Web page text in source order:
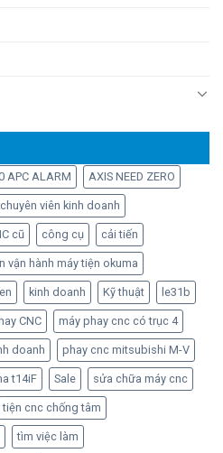
APC ALARM AXIS NEED ZERO
chuyên viên kinh doanh
cũ công cụ cải tiến
vận hành máy tiện okuma
kinh doanh Kỹ thuật le31b
CNC máy phay cnc có trục 4
doanh phay cnc mitsubishi M-V
t14iF Sale sửa chữa máy cnc
tiện cnc chống tâm
tìm việc làm